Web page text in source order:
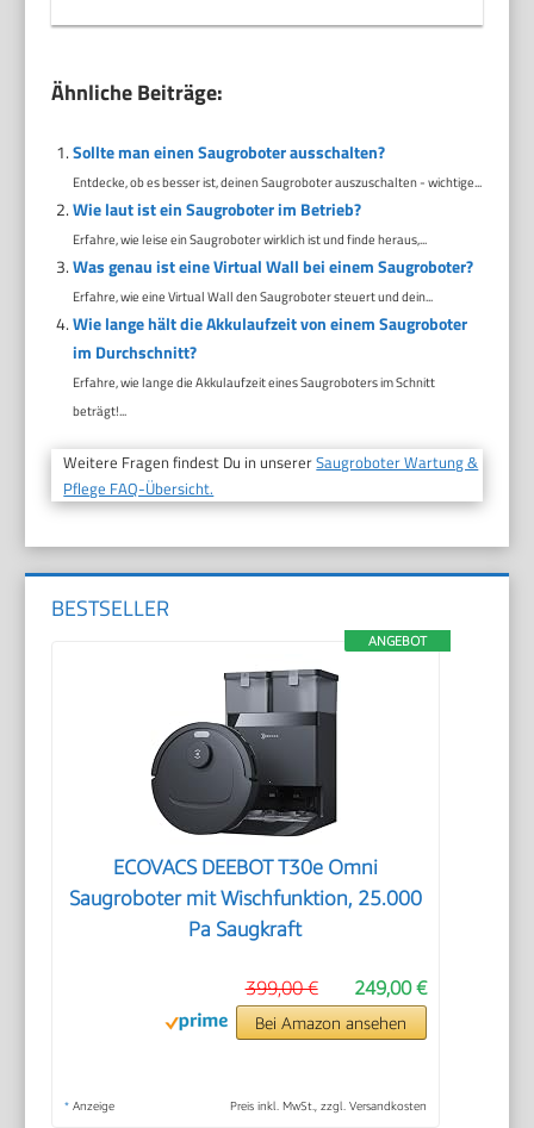
Ähnliche Beiträge:
Sollte man einen Saugroboter ausschalten?
Entdecke, ob es besser ist, deinen Saugroboter auszuschalten - wichtige...
Wie laut ist ein Saugroboter im Betrieb?
Erfahre, wie leise ein Saugroboter wirklich ist und finde heraus,...
Was genau ist eine Virtual Wall bei einem Saugroboter?
Erfahre, wie eine Virtual Wall den Saugroboter steuert und dein...
Wie lange hält die Akkulaufzeit von einem Saugroboter
im Durchschnitt?
Erfahre, wie lange die Akkulaufzeit eines Saugroboters im Schnitt
beträgt!...
Weitere Fragen findest Du in unsererSaugroboter Wartung &
Pflege FAQ-Übersicht.
BESTSELLER
ANGEBOT
ECOVACS DEEBOT T30e Omni
Saugroboter mit Wischfunktion, 25.000
Pa Saugkraft
249,00 €
399,00 €
Bei Amazon ansehen
* Anzeige Preis inkl. MwSt., zzgl. Versandkosten